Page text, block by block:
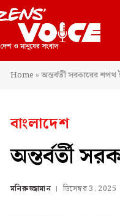
Home»অন্তর্বর্তী সরকারের
বাংলাদেশ
অন্তর্বর্তী
মনিরুজ্জামান ডিসেম্বর 3, 2025